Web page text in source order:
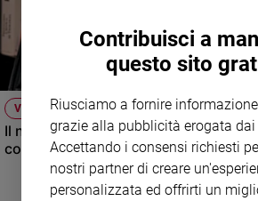
Video
Podcast
Privacy
VIDEO
Il nuovo numero di Famiglia Cristiana
condirettore.
Contribuisci a
questo sito
Riusciamo a fornire
grazie alla pubblicità erogata dai
Accettando i consensi richiesti
nostri partner di creare
personalizzata ed offrirti un